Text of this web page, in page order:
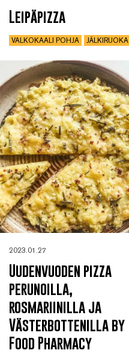
Leipäpizza
VALKOKAALI POHJA JÄLKIRUOKA
2023.01.27
Uudenvuoden pizza
perunoilla,
rosmariinilla ja
Västerbottenilla by
Food Pharmacy